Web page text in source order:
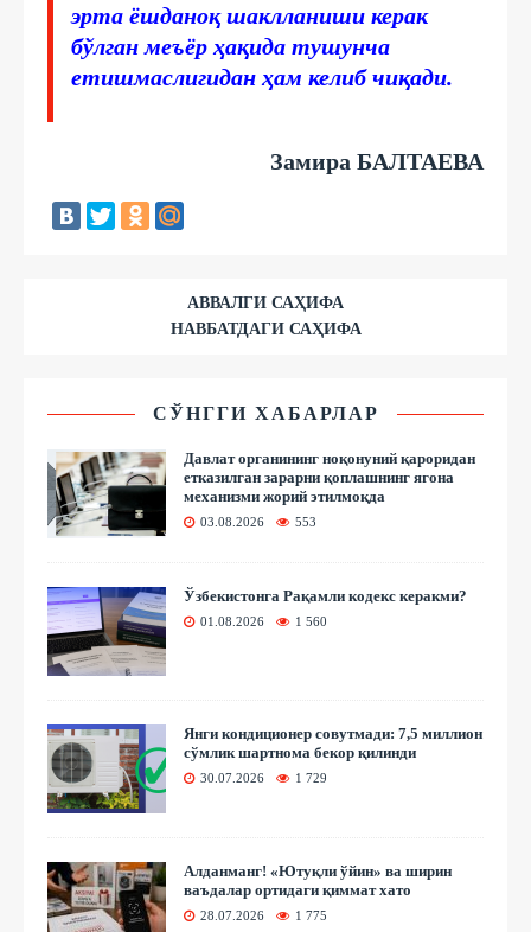
эрта ёшданоқ шаклланиши керак
бўлган меъёр ҳақида тушунча
етишмаслигидан ҳам келиб чиқади.
Замира БАЛТАЕВА
АВВАЛГИ САҲИФА
НАВБАТДАГИ САҲИФА
СЎНГГИ ХАБАРЛАР
Давлат органининг ноқонуний қароридан
етказилган зарарни қоплашнинг ягона
механизми жорий этилмоқда
03.08.2026 553
Ўзбекистонга Рақамли кодекс керакми?
01.08.2026 1 560
Янги кондиционер совутмади: 7,5 миллион
сўмлик шартнома бекор қилинди
30.07.2026 1 729
Алданманг! «Ютуқли ўйин» ва ширин
ваъдалар ортидаги қиммат хато
28.07.2026 1 775